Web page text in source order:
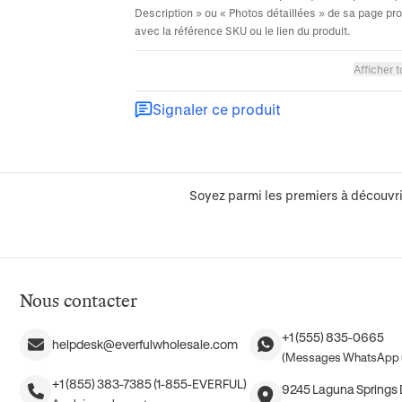
Description » ou « Photos détaillées » de sa page
avec la référence SKU ou le lien du produit.
Afficher
Signaler ce produit
Soyez parmi les premiers à
Nous contacter
helpdesk@everfulwholesale.com
+1 (855) 383-7385 (1-855-EVERFUL)
+1 (555) 835-0665
(Messages WhatsApp
9245 Laguna Springs